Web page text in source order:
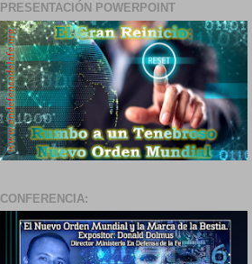
PRESENTACIÓN POWERPOINT
CONFERENCIA: